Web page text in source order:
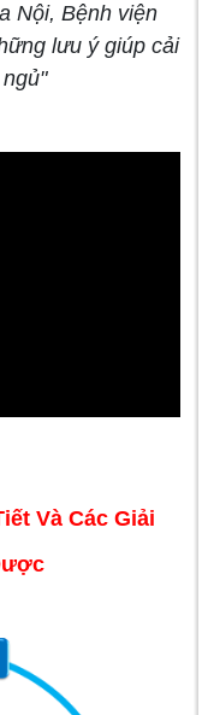
Nội, Bệnh viện
lưu ý giúp cải
Và Các Giải